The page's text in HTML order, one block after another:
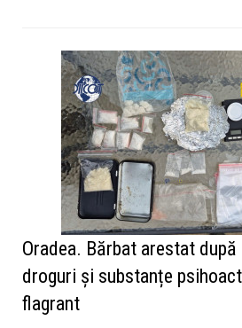
Oradea. Bărbat arestat
droguri și substanțe
flagrant